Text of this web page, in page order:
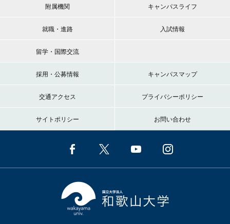
附属機関 キャンパスライフ
就職・進路 入試情報
留学・国際交流
採用・公募情報 キャンパスマップ
交通アクセス プライバシーポリシー
サイトポリシー お問い合わせ